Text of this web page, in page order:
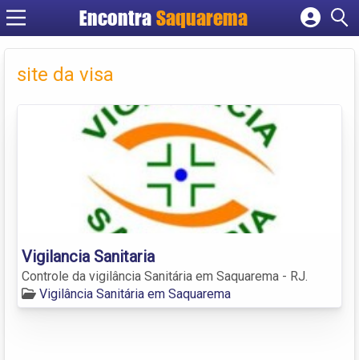
Encontra Saquarema
Cadastrar empresa
site da visa
Vigilancia Sanitaria
Controle da vigilância Sanitária em Saquarema - RJ.
Vigilância Sanitária em Saquarema